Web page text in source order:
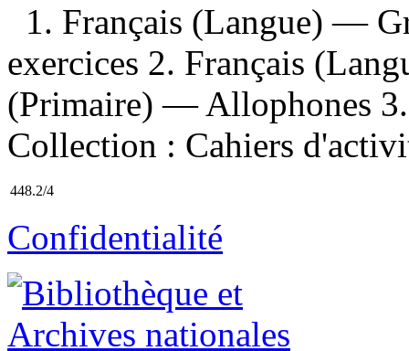
1. Français (Langue) —
exercices 2. Français
(Primaire) — Allophones
Collection : Cahiers
448.2/4
Confidentialité